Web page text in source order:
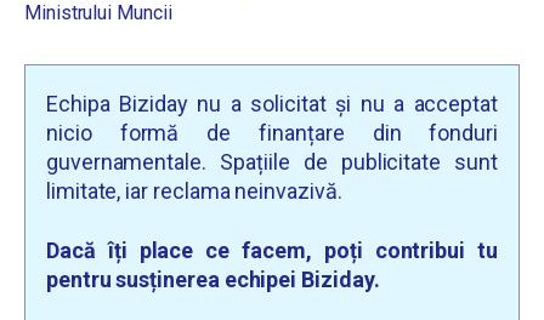
Ministrului Muncii
Echipa Biziday nu a solicitat și nu a acceptat
nicio formă de finanțare din fonduri
guvernamentale. Spațiile de publicitate sunt
limitate, iar reclama neinvazivă.
Dacă îți place ce facem, poți contribui tu
pentru susținerea echipei Biziday.